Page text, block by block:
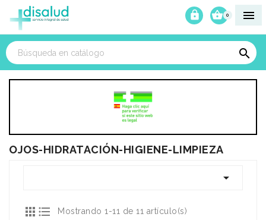

0



OJOS-HIDRATACIÓN-HIGIENE-LIMPIEZA

  Mostrando 1-11 de 11 artículo(s)